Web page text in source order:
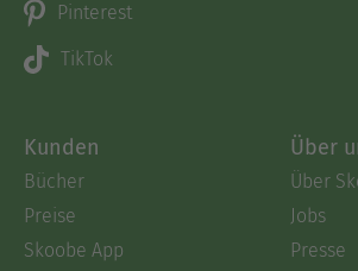
Pinterest
TikTok
Kunden
Bücher
Preise
Skoobe App
Über
Über
Jobs
Presse